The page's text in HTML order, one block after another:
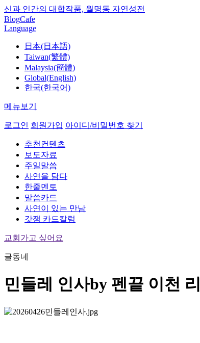
신과 인간의 대합작품, 월명동 자연성전
BlogCafe
Language
日本(日本語)
Taiwan(繁體)
Malaysia(簡體)
Global(English)
한국(한국어)
메뉴보기
로그인 회원가입 아이디/비밀번호 찾기
추천컨텐츠
보도자료
주일말씀
사연을 담다
한줄멘토
말씀카드
사연이 있는 만남
갓잼 카드칼럼
교회가고 싶어요
글동네
민들레 인사by 펜끝 이천 리